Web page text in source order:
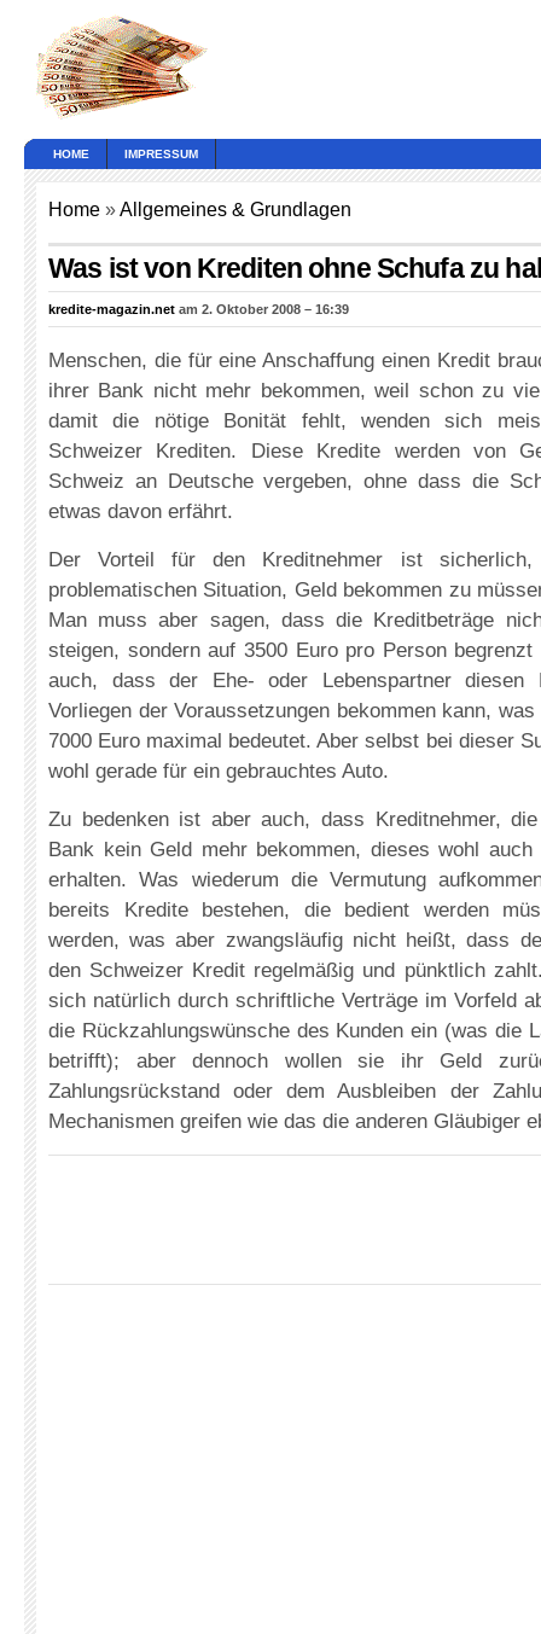
HOME IMPRESSUM
Home »Allgemeines & Grundlagen
Was ist von Krediten ohne Schufa zu
kredite-magazin.net am 2. Oktober 2008 – 16:39
Menschen, die für eine Anschaffung einen Kredit
ihrer Bank nicht mehr bekommen, weil schon zu
damit die nötige Bonität fehlt, wenden sich
Schweizer Krediten. Diese Kredite werden von
Schweiz an Deutsche vergeben, ohne dass die
etwas davon erfährt.
Der Vorteil für den Kreditnehmer ist
problematischen Situation, Geld bekommen zu
Man muss aber sagen, dass die Kreditbeträge
steigen, sondern auf 3500 Euro pro Person
auch, dass der Ehe- oder Lebenspartner diesen
Vorliegen der Voraussetzungen bekommen kann,
7000 Euro maximal bedeutet. Aber selbst bei dieser
wohl gerade für ein gebrauchtes Auto.
Zu bedenken ist aber auch, dass Kreditnehmer,
Bank kein Geld mehr bekommen, dieses wohl
erhalten. Was wiederum die Vermutung
bereits Kredite bestehen, die bedient werden
werden, was aber zwangsläufig nicht heißt, dass
den Schweizer Kredit regelmäßig und pünktlich
sich natürlich durch schriftliche Verträge im Vorfeld
die Rückzahlungswünsche des Kunden ein (was die
betrifft); aber dennoch wollen sie ihr Geld
Zahlungsrückstand oder dem Ausbleiben der
Mechanismen greifen wie das die anderen Gläubiger